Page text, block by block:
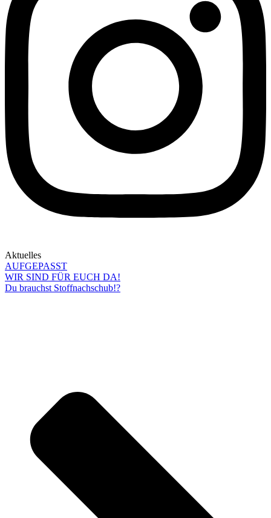
Aktuelles
AUFGEPASST
WIR SIND FÜR EUCH DA!
Du brauchst Stoffnachschub!?